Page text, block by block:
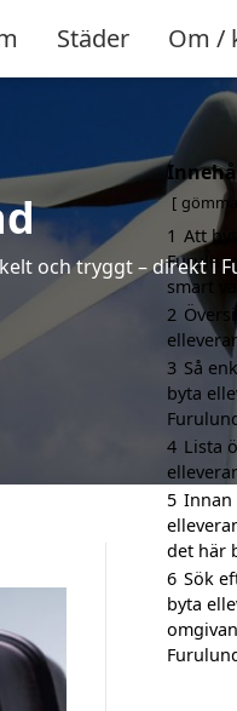
Städer Om /
och tryggt – direkt i
gömma
1 Att
smart
2
3 Så
byta
4 Lista
5 Innan
det här
6 Sök
byta